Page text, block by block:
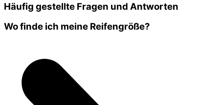
Häufig gestellte Fragen und Antworten
Wo finde ich meine Reifengröße?